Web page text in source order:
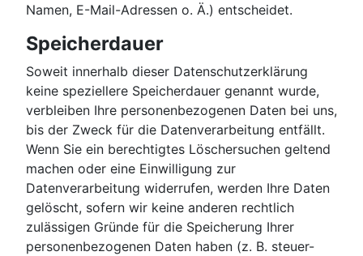
Namen, E-Mail-Adressen o. Ä.) entscheidet.
Speicherdauer
Soweit innerhalb dieser Datenschutzerklärung
keine speziellere Speicherdauer genannt wurde,
verbleiben Ihre personenbezogenen Daten bei uns,
bis der Zweck für die Datenverarbeitung entfällt.
Wenn Sie ein berechtigtes Löschersuchen geltend
machen oder eine Einwilligung zur
Datenverarbeitung widerrufen, werden Ihre Daten
gelöscht, sofern wir keine anderen rechtlich
zulässigen Gründe für die Speicherung Ihrer
personenbezogenen Daten haben (z. B. steuer-